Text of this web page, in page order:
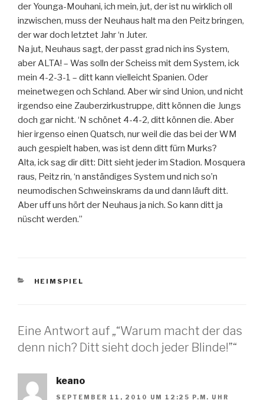
der Younga-Mouhani, ich mein, jut, der ist nu wirklich oll
inzwischen, muss der Neuhaus halt ma den Peitz bringen,
der war doch letztet Jahr ‘n Juter.
Na jut, Neuhaus sagt, der passt grad nich ins System,
aber ALTA! – Was solln der Scheiss mit dem System, ick
mein 4-2-3-1 – ditt kann vielleicht Spanien. Oder
meinetwegen och Schland. Aber wir sind Union, und nicht
irgendso eine Zauberzirkustruppe, ditt können die Jungs
doch gar nicht. ‘N schönet 4-4-2, ditt können die. Aber
hier irgenso einen Quatsch, nur weil die das bei der WM
auch gespielt haben, was ist denn ditt fürn Murks?
Alta, ick sag dir ditt: Ditt sieht jeder im Stadion. Mosquera
raus, Peitz rin, ‘n anständiges System und nich so’n
neumodischen Schweinskrams da und dann läuft ditt.
Aber uff uns hört der Neuhaus ja nich. So kann ditt ja
nüscht werden.”
KATEGORIEN
HEIMSPIEL
Eine Antwort auf „“Warum macht der das
denn nich? Ditt sieht doch jeder Blinde!”“
keano
SEPTEMBER 11, 2010 UM 12:25 P.M. UHR